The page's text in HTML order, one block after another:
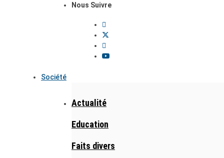
Nous Suivre
Société
Actualité
Education
Faits divers